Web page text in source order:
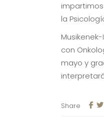
la
con
mayo y
Share